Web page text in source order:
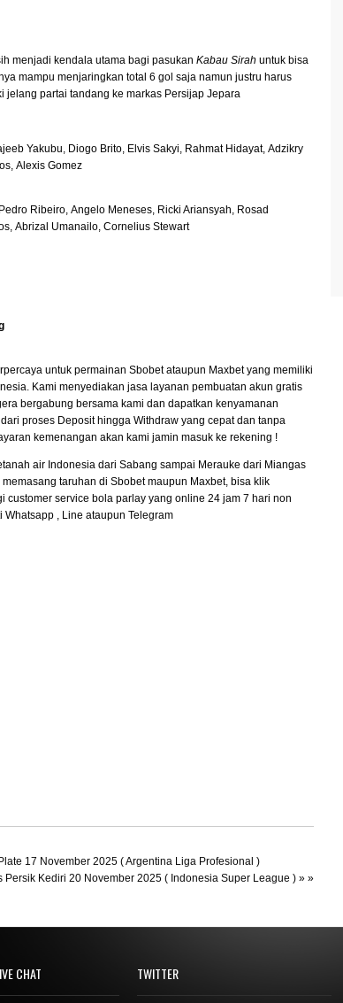
menjadi kendala utama bagi pasukan Kabau Sirah untuk bisa
mampu menjaringkan total 6 gol saja namun justru harus
partai tandang ke markas Persijap Jepara
Yakubu, Diogo Brito, Elvis Sakyi, Rahmat Hidayat, Adzikry
Alexis Gomez
Ribeiro, Angelo Meneses, Ricki Ariansyah, Rosad
Abrizal Umanailo, Cornelius Stewart
untuk permainan Sbobet ataupun Maxbet yang memiliki
Kami menyediakan jasa layanan pembuatan akun gratis
bergabung bersama kami dan dapatkan kenyamanan
proses Deposit hingga Withdraw yang cepat dan tanpa
kemenangan akan kami jamin masuk ke rekening !
air Indonesia dari Sabang sampai Merauke dari Miangas
taruhan di Sbobet maupun Maxbet, bisa klik
customer service bola parlay yang online 24 jam 7 hari non
, Line ataupun Telegram
17 November 2025 ( Argentina Liga Profesional )
Persik Kediri 20 November 2025 ( Indonesia Super League ) » »
CHAT TWITTER